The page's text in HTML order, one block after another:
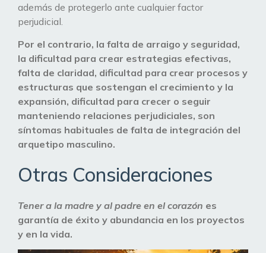
además de protegerlo ante cualquier factor
perjudicial.
Por el contrario, la falta de arraigo y seguridad,
la dificultad para crear estrategias efectivas,
falta de claridad, dificultad para crear procesos y
estructuras que sostengan el crecimiento y la
expansión, dificultad para crecer o seguir
manteniendo relaciones perjudiciales, son
síntomas habituales de falta de integración del
arquetipo masculino.
Otras Consideraciones
Tener a la madre y al padre en el corazón es
garantía de éxito y abundancia en los proyectos
y en la vida.